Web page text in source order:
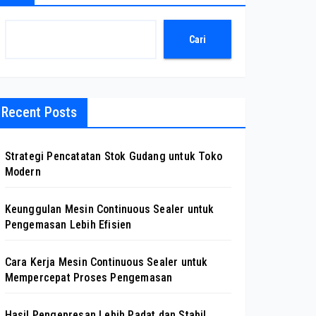
Cari
Recent Posts
Strategi Pencatatan Stok Gudang untuk Toko
Modern
Keunggulan Mesin Continuous Sealer untuk
Pengemasan Lebih Efisien
Cara Kerja Mesin Continuous Sealer untuk
Mempercepat Proses Pengemasan